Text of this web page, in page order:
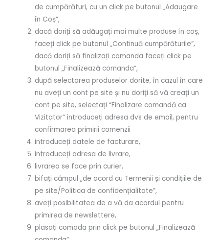
de cumpărături, cu un click pe butonul „Adaugare
în Coș”,
dacă doriți să adăugați mai multe produse în coș,
faceți click pe butonul „Continuă cumpărăturile”,
dacă doriți să finalizați comanda faceți click pe
butonul „Finalizează comanda”,
după selectarea produselor dorite, în cazul în care
nu aveți un cont pe site și nu doriți să vă creați un
cont pe site, selectați “Finalizare comandă ca
Vizitator” introduceți adresa dvs de email, pentru
confirmarea primirii comenzii
introduceți datele de facturare,
introduceți adresa de livrare,
livrarea se face prin curier,
bifați câmpul „de acord cu Termenii și condițiile de
pe site/Politica de confidențialitate”,
aveți posibilitatea de a vă da acordul pentru
primirea de newslettere,
plasați comada prin click pe butonul „Finalizează